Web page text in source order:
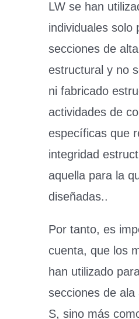
LW se han
individuales solo
secciones de
estructural y no
ni fabricado
actividades de
específicas que
integridad
aquella para la
diseñadas..
Por tanto, es
cuenta, que los
han utilizado
secciones de
S, sino más